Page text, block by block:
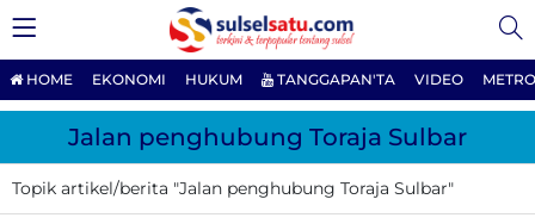
HOME EKONOMI HUKUM TANGGAPAN'TA VIDEO
Jalan penghubung Toraja Sulbar
Topik artikel/berita "Jalan penghubung Toraja Sulbar"